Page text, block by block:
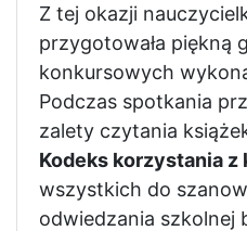
Z tej okazji
przygotowała piękną
konkursowych
Podczas spotkania
zalety czytania
Kodeks korzystania z
wszystkich do
odwiedzania szkolnej